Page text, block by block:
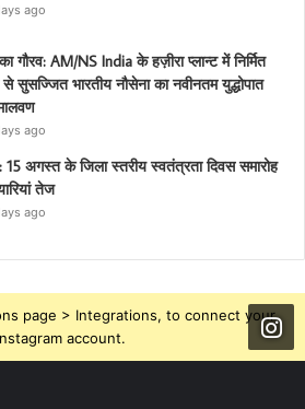
ago
गौरव: AM/NS India के हज़ीरा प्लान्ट में निर्मित
सुसज्जित भारतीय नौसेना का नवीनतम युद्धोपात
ago
अगस्त के जिला स्तरीय स्वतंत्रता दिवस समारोह
तेज
ago
page > Integrations, to connect your
account.